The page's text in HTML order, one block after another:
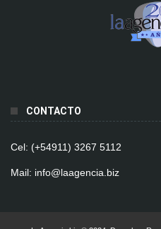
CONTACTO
Cel: (+54911) 3267 5112
Mail: info@laagencia.biz